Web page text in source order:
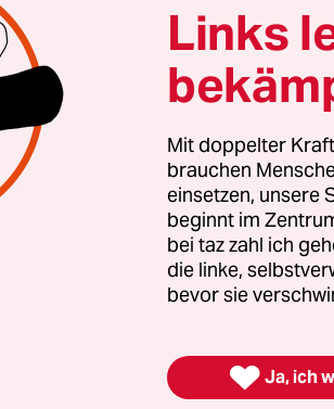
Nicht zum Thema
nach pränataler Diagnostik.
den Frauen zu
in Frage zu stellen. Eine
mit Behinderungen, findet
beim Fötus bedenklich.
Diagnostik denn generell
Tests technisch nicht so
auf
Die Firmen, die diese
Links
Mit doppelter
brauchen
einsetzen, unsere
beginnt im
bei taz zahl ich
die linke,
bevor sie
 Ja, ich